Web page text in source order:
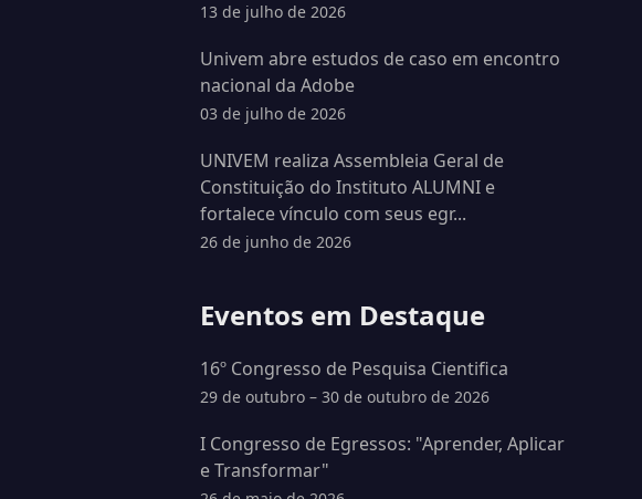
13 de julho de 2026
Univem abre estudos de caso em encontro
nacional da Adobe
03 de julho de 2026
UNIVEM realiza Assembleia Geral de
Constituição do Instituto ALUMNI e
fortalece vínculo com seus egr...
26 de junho de 2026
Eventos em Destaque
16º Congresso de Pesquisa Cientifica
29 de outubro – 30 de outubro de 2026
I Congresso de Egressos: "Aprender, Aplicar
e Transformar"